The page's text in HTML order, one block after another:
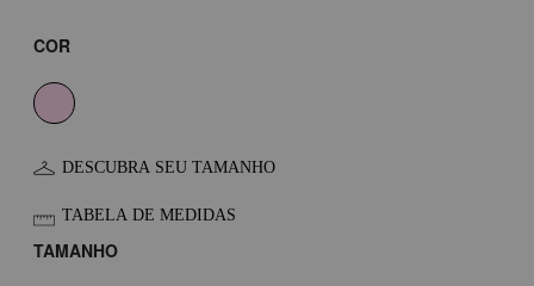
COR
DESCUBRA SEU TAMANHO
TABELA DE MEDIDAS
TAMANHO